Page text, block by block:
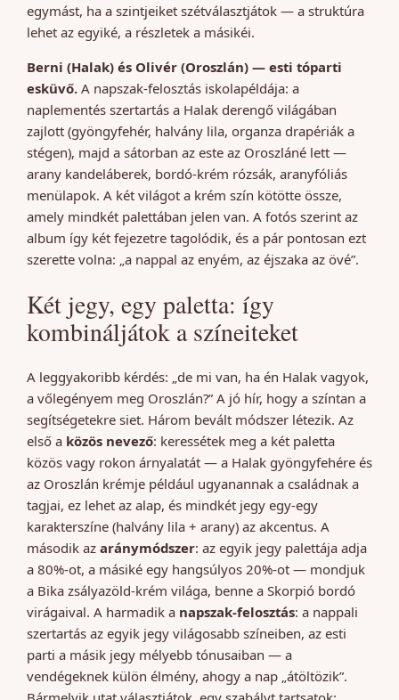
egymást, ha a szintjeiket szétválasztjátok — a struktúra
lehet az egyiké, a részletek a másikéi.
Berni (Halak) és Olivér (Oroszlán) — esti tóparti
esküvő. A napszak-felosztás iskolapéldája: a
naplementés szertartás a Halak derengő világában
zajlott (gyöngyfehér, halvány lila, organza drapériák a
stégen), majd a sátorban az este az Oroszláné lett —
arany kandeláberek, bordó-krém rózsák, aranyfóliás
menülapok. A két világot a krém szín kötötte össze,
amely mindkét palettában jelen van. A fotós szerint az
album így két fejezetre tagolódik, és a pár pontosan ezt
szerette volna: „a nappal az enyém, az éjszaka az övé”.
Két jegy, egy paletta: így
kombináljátok a színeiteket
A leggyakoribb kérdés: „de mi van, ha én Halak vagyok,
a vőlegényem meg Oroszlán?” A jó hír, hogy a színtan a
segítségetekre siet. Három bevált módszer létezik. Az
első a közös nevező: keressétek meg a két paletta
közös vagy rokon árnyalatát — a Halak gyöngyfehére és
az Oroszlán krémje például ugyanannak a családnak a
tagjai, ez lehet az alap, és mindkét jegy egy-egy
karakterszíne (halvány lila + arany) az akcentus. A
második az aránymódszer: az egyik jegy palettája adja
a 80%-ot, a másiké egy hangsúlyos 20%-ot — mondjuk
a Bika zsályazöld-krém világa, benne a Skorpió bordó
virágaival. A harmadik a napszak-felosztás: a nappali
szertartás az egyik jegy világosabb színeiben, az esti
parti a másik jegy mélyebb tónusaiban — a
vendégeknek külön élmény, ahogy a nap „átöltözik”.